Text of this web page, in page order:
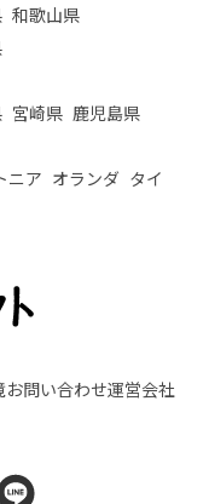
和歌山県
宮崎県 鹿児島県
ニア オランダ タイ
お問い合わせ運営会社